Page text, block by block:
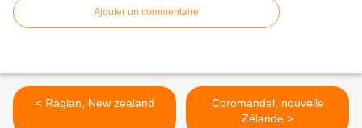
Ajouter un commentaire
< Raglan, New zealand
Coromandel, nouvelle
Zélande >